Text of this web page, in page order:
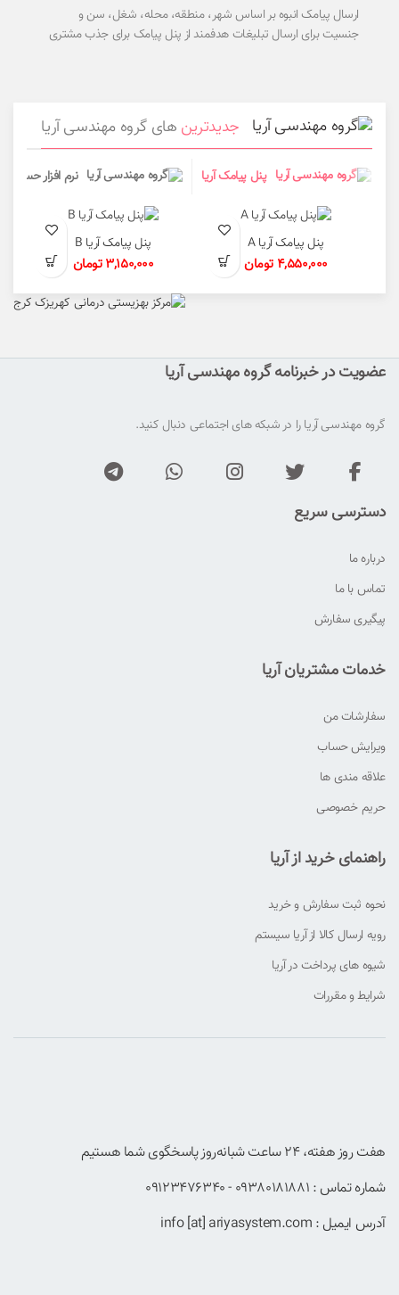
ارسال پیامک انبوه بر اساس شهر، منطقه، محله، شغل، سن و
جنسیت برای ارسال تبلیغات هدفمند از پنل پیامک برای جذب مشتری
جدیدترین های گروه مهندسی آریا
پنل پیامک آریا نرم افزار
پنل پیامک آریا A
4,550,000 تومان
پنل پیامک آریا B
3,150,000تومان
عضویت در خبرنامه گروه مهندسی آریا
گروه مهندسی آریا را در شبکه های اجتماعی دنبال کنید.
دسترسی سریع
درباره ما
تماس با ما
پیگیری سفارش
خدمات مشتریان آریا
سفارشات من
ویرایش حساب
علاقه مندی ها
حریم خصوصی
راهنمای خرید از آریا
نحوه ثبت سفارش و خرید
رویه ارسال کالا از آریا سیستم
شیوه های پرداخت در آریا
شرایط و مقررات
هفت روز هفته، ۲۴ ساعت شبانه‌روز پاسخگوی شما هستیم
شماره تماس : 09380181881 - 09123476340
آدرس ایمیل : info [at] ariyasystem.com